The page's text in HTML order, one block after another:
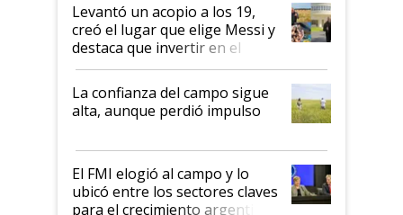
Levantó un acopio a los 19,
creó el lugar que elige Messi y
destaca que invertir en el
kirchnerismo era como "darle
plata a un hijo para droga":
Juan Félix Rossetti, el libertario
que de una dura crisis salió
de Milei
La confianza del campo sigue
alta, aunque perdió impulso
El FMI elogió al campo y lo
ubicó entre los sectores claves
para el crecimiento argentino